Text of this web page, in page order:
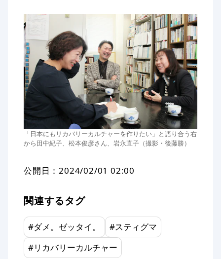
「日本にもリカバリーカルチャーを作りたい」と語り合う右
から田中紀子、松本俊彦さん、岩永直子（撮影・後藤勝）
公開日：2024/02/01 02:00
関連するタグ
#ダメ。ゼッタイ。 #スティグマ
#リカバリーカルチャー